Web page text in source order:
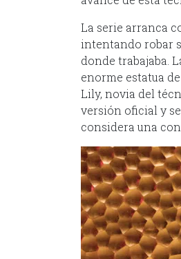
La serie arranca
intentando robar
donde trabajaba.
enorme estatua
Lily, novia del
versión oficial y
considera una